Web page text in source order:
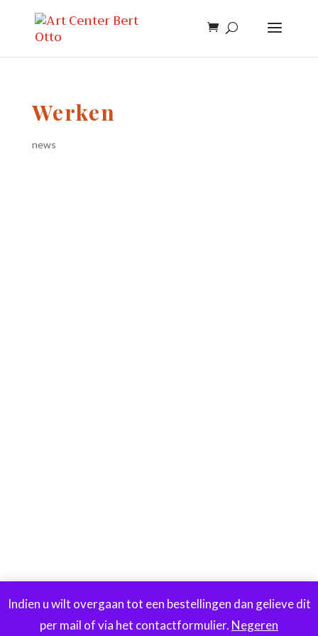
Indien u wilt overgaan tot een bestellingen dan gelieve dit
per mail of via het contactformulier. Negeren
Werken
news